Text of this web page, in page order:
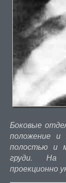
Боковые
положение и
полостью и
груди. На
проекционно